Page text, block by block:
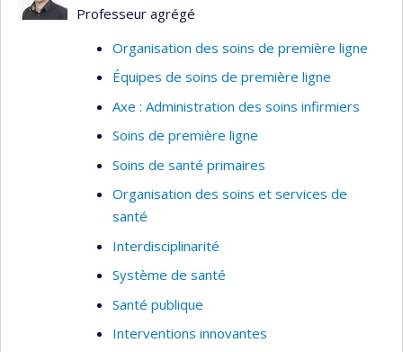
Professeur agrégé
Organisation des soins de première ligne
Équipes de soins de première ligne
Axe : Administration des soins infirmiers
Soins de première ligne
Soins de santé primaires
Organisation des soins et services de
santé
Interdisciplinarité
Système de santé
Santé publique
Interventions innovantes